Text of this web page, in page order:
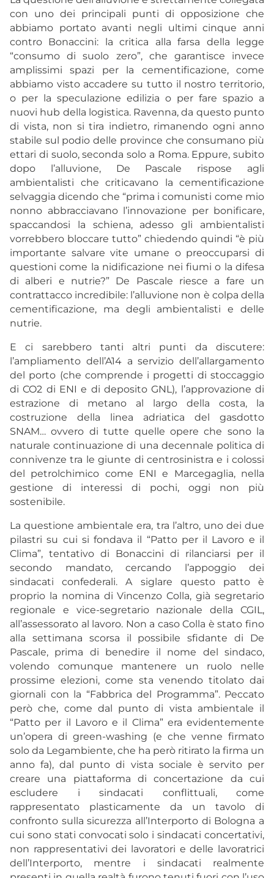
con uno dei principali punti di opposizione che
abbiamo portato avanti negli ultimi cinque anni
contro Bonaccini: la critica alla farsa della legge
“consumo di suolo zero”, che garantisce invece
amplissimi spazi per la cementificazione, come
abbiamo visto accadere su tutto il nostro territorio,
o per la speculazione edilizia o per fare spazio a
nuovi hub della logistica. Ravenna, da questo punto
di vista, non si tira indietro, rimanendo ogni anno
stabile sul podio delle province che consumano più
ettari di suolo, seconda solo a Roma. Eppure, subito
dopo l’alluvione, De Pascale rispose agli
ambientalisti che criticavano la cementificazione
selvaggia dicendo che “prima i comunisti come mio
nonno abbracciavano l’innovazione per bonificare,
spaccandosi la schiena, adesso gli ambientalisti
vorrebbero bloccare tutto” chiedendo quindi “è più
importante salvare vite umane o preoccuparsi di
questioni come la nidificazione nei fiumi o la difesa
di alberi e nutrie?” De Pascale riesce a fare un
contrattacco incredibile: l’alluvione non è colpa della
cementificazione, ma degli ambientalisti e delle
nutrie.
E ci sarebbero tanti altri punti da discutere:
l’ampliamento dell’A14 a servizio dell’allargamento
del porto (che comprende i progetti di stoccaggio
di CO2 di ENI e di deposito GNL), l’approvazione di
estrazione di metano al largo della costa, la
costruzione della linea adriatica del gasdotto
SNAM… ovvero di tutte quelle opere che sono la
naturale continuazione di una decennale politica di
connivenze tra le giunte di centrosinistra e i colossi
del petrolchimico come ENI e Marcegaglia, nella
gestione di interessi di pochi, oggi non più
sostenibile.
La questione ambientale era, tra l’altro, uno dei due
pilastri su cui si fondava il “Patto per il Lavoro e il
Clima”, tentativo di Bonaccini di rilanciarsi per il
secondo mandato, cercando l’appoggio dei
sindacati confederali. A siglare questo patto è
proprio la nomina di Vincenzo Colla, già segretario
regionale e vice-segretario nazionale della CGIL,
all’assessorato al lavoro. Non a caso Colla è stato fino
alla settimana scorsa il possibile sfidante di De
Pascale, prima di benedire il nome del sindaco,
volendo comunque mantenere un ruolo nelle
prossime elezioni, come sta venendo titolato dai
giornali con la “Fabbrica del Programma”. Peccato
però che, come dal punto di vista ambientale il
“Patto per il Lavoro e il Clima” era evidentemente
un’opera di green-washing (e che venne firmato
solo da Legambiente, che ha però ritirato la firma un
anno fa), dal punto di vista sociale è servito per
creare una piattaforma di concertazione da cui
escludere i sindacati conflittuali, come
rappresentato plasticamente da un tavolo di
confronto sulla sicurezza all’Interporto di Bologna a
cui sono stati convocati solo i sindacati concertativi,
non rappresentativi dei lavoratori e delle lavoratrici
dell’Interporto, mentre i sindacati realmente